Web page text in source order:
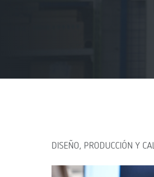
DISEÑO, PRODUCCIÓN Y